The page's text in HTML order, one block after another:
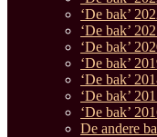
‘De bak’
‘De bak’
‘De bak’
‘De bak’
‘De bak’
‘De bak’
‘De bak’
De andere